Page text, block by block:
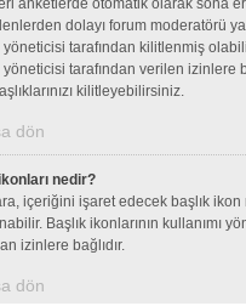
anketlerde otomatik olarak sona
dolayı forum moderatörü
tarafından kilitlenmiş
tarafından verilen izinlere
kilitleyebilirsiniz.
dön
nedir?
içeriğini işaret edecek başlık ikon
Başlık ikonlarının kullanımı
izinlere bağlıdır.
dön